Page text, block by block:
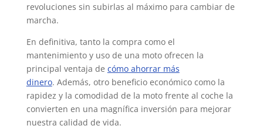
revoluciones sin subirlas al máximo para cambiar de
marcha.
En definitiva, tanto la compra como el
mantenimiento y uso de una moto ofrecen la
principal ventaja de cómo ahorrar más
dinero. Además, otro beneficio económico como la
rapidez y la comodidad de la moto frente al coche la
convierten en una magnífica inversión para mejorar
nuestra calidad de vida.